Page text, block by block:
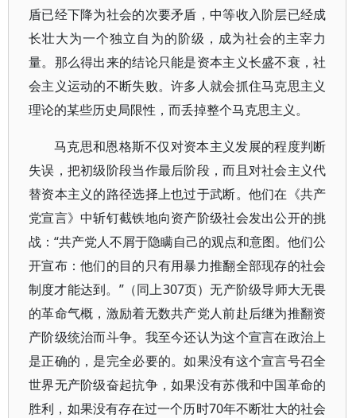
盾已经下降为社会的次要矛盾，中等收入阶层已经成
长壮大为一个独立自为的阶级，成为社会的主宰力
量。那么得出来的结论只能是资本主义长盛不衰，社
会主义运动的不断失败。许多人就会抓住马克思主义
理论的某些历史局限性，而丢掉整个马克思主义。
马克思和恩格斯不仅对资本主义发展的程度判断
失误，把初级阶段当作最后阶段，而且对社会主义代
替资本主义的路径选择上也过于武断。他们在《共产
党宣言》中斩钉截铁地向资产阶级社会发出公开的挑
战：“共产党人不屑于隐瞒自己的观点和意图。他们公
开宣布：他们的目的只有用暴力推翻全部现存的社会
制度才能达到。”（同上307页）无产阶级导师大无畏
的革命气概，激励着无数共产党人前赴后继为推翻资
产阶级统治而斗争。我至今还认为这个宣言在政治上
是正确的，是完全必要的。如果没有这个宣言号召全
世界无产阶级奋起抗争，如果没有苏俄和中国革命的
胜利，如果没有存在过一个历时70年不断壮大的社会